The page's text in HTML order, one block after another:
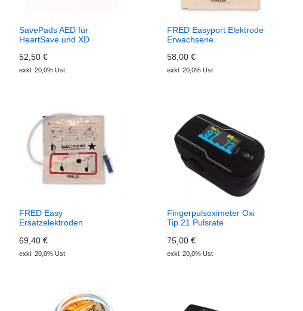
SavePads AED für
HeartSave und XD
52,50 €
exkl. 20,0% Ust
FRED Easyport Elektrode
Erwachsene
58,00 €
exkl. 20,0% Ust
FRED Easy
Ersatzelektroden
69,40 €
exkl. 20,0% Ust
Fingerpulsoximeter Oxi
Tip 21 Pulsrate
75,00 €
exkl. 20,0% Ust